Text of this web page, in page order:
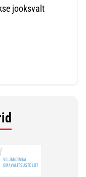
jooksvalt